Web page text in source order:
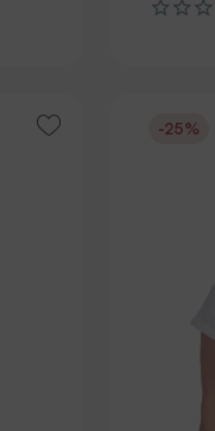
-25%